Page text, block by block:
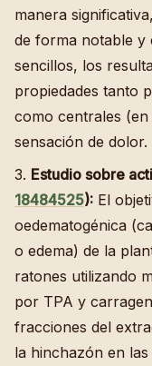
manera
de forma notable y
sencillos, los
propiedades tanto
como centrales
sensación de dolor.
3. Estudio sobre
18484525): El
oedematogénica
o edema) de la
ratones utilizando
por TPA y
fracciones del
la hinchazón en